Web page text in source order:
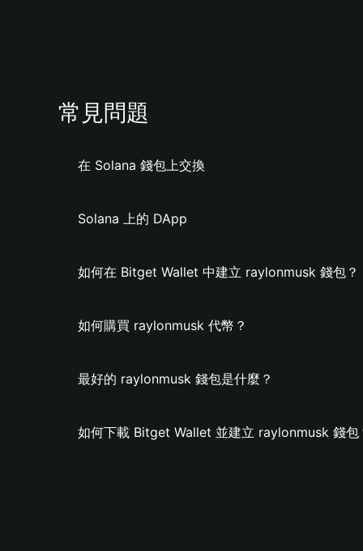
常見問題
在 Solana 錢包上交換
Solana 上的 DApp
如何在 Bitget Wallet 中建立 raylonmusk 錢包？
如何購買 raylonmusk 代幣？
最好的 raylonmusk 錢包是什麼？
如何下載 Bitget Wallet 並建立 raylonmusk 錢包